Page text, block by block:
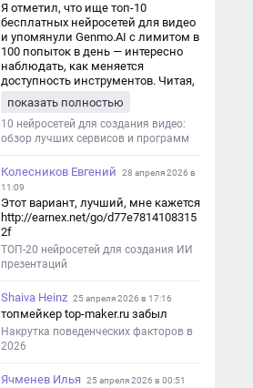
Я отметил, что ище топ-10
бесплатных нейросетей для видео
и упомянули Genmo.AI с лимитом в
100 попыток в день — интересно
наблюдать, как меняется
доступность инструментов. Читая,
с короткими клипами в телеграм-
каналах YAGLA и Kokoc Group. Flux 2
показать полностью
10 нейросетей для создания видео:
обзор лучших сервисов и программ
Колесников Евгений
28 апреля 2026 в
11:09
Этот вариант, лучший, мне кажется
http://earnex.net/go/d77e7814108315
2f
ТОП-20 нейросетей для создания ИИ
презентаций
Shaiva Heinz 25 апреля 2026 в 17:16
топмейкер top-maker.ru забыл
Накрутка поведенческих факторов в
2026
Ячменев Илья 25 апреля 2026 в 00:51